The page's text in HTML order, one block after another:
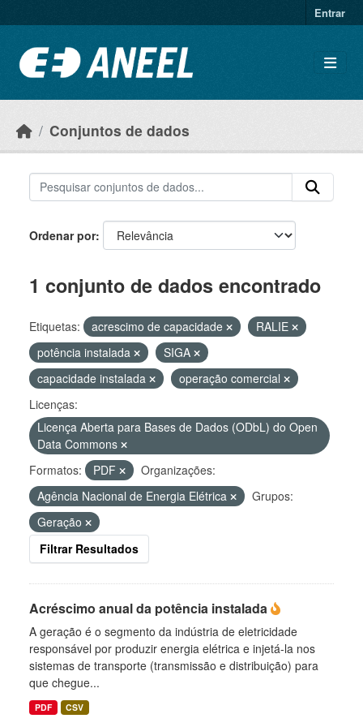
Entrar
Conjuntos de dados
Ordenar por
1 conjunto de dados encontrado
Etiquetas: acrescimo de capacidade
RALIE
potência instalada
SIGA
capacidade instalada
operação comercial
Licenças:
Licença Aberta para Bases de Dados (ODbL) do Open
Data Commons
Formatos:
PDF
Organizações:
Agência Nacional de Energia Elétrica
Grupos:
Geração
Filtrar Resultados
Acréscimo anual da potência instalada
A geração é o segmento da indústria de eletricidade
responsável por produzir energia elétrica e injetá-la nos
sistemas de transporte (transmissão e distribuição) para
que chegue...
PDF CSV